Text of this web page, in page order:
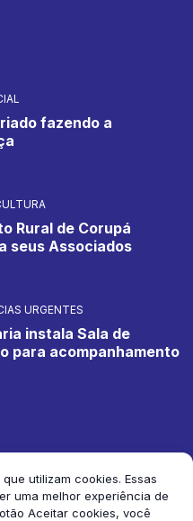
utilizam cookies. Essas
uma melhor experiência de
Aceitar cookies, você
fazendo a
Rural de Corupá
seus Associados
URGENTES
instala Sala de
para acompanhamento
os direitos reservados.